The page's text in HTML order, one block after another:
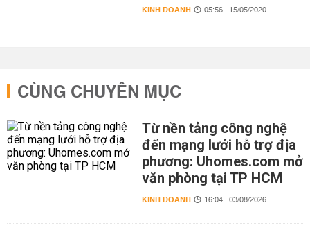
KINH DOANH 05:56 | 15/05/2020
CÙNG CHUYÊN MỤC
Từ nền tảng công nghệ
đến mạng lưới hỗ trợ địa
phương: Uhomes.com mở
văn phòng tại TP HCM
KINH DOANH 16:04 | 03/08/2026